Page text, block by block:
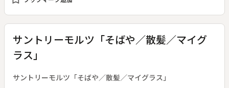
サントリーモルツ「そばや／散髪／マイグ
ラス」
サントリーモルツ「そばや／散髪／マイグラス」